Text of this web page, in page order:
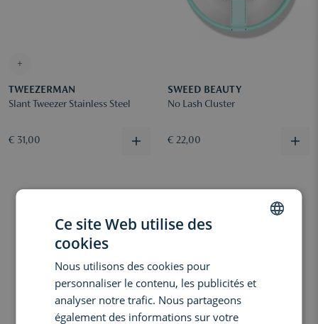
+
TWEEZERMAN
Slant Tweezer Stainless Steel
€ 31,00
SWEED BEAUTY
No Lash Cluster
€ 22,00
Ce site Web utilise des
cookies
Nous utilisons des cookies pour
personnaliser le contenu, les publicités et
analyser notre trafic. Nous partageons
également des informations sur votre